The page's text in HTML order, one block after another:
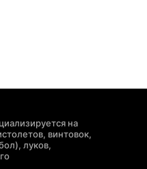
на
винтовок,
луков,